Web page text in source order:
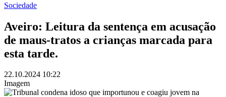
Sociedade
Aveiro: Leitura da sentença em acusação
de maus-tratos a crianças marcada para
esta tarde.
22.10.2024 10:22
Imagem